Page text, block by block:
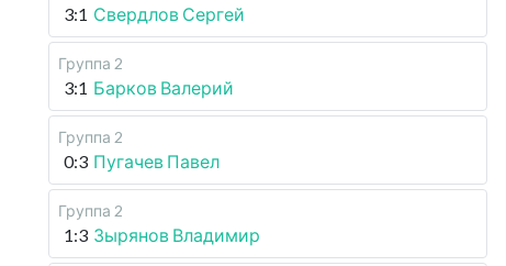
3:1 Свердлов Сергей
Группа 2
3:1 Барков Валерий
Группа 2
0:3 Пугачев Павел
Группа 2
1:3 Зырянов Владимир